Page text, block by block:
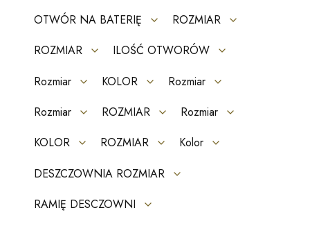
OTWÓR NA BATERIĘ
ROZMIAR
ROZMIAR
ILOŚĆ OTWORÓW
Rozmiar
KOLOR
Rozmiar
Rozmiar
ROZMIAR
Rozmiar
KOLOR
ROZMIAR
Kolor
DESZCZOWNIA ROZMIAR
RAMIĘ DESCZOWNI